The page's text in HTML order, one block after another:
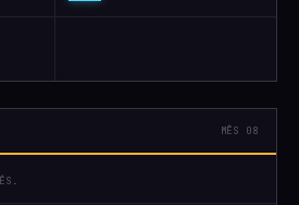
MÊS 08